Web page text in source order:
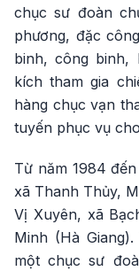
chục sư đoàn
phương, đặc
binh, công binh,
kích tham gia
hàng chục vạn
tuyến phục vụ
Từ năm 1984
xã Thanh Thủy,
Vị Xuyên, xã
Minh (Hà
một chục sư